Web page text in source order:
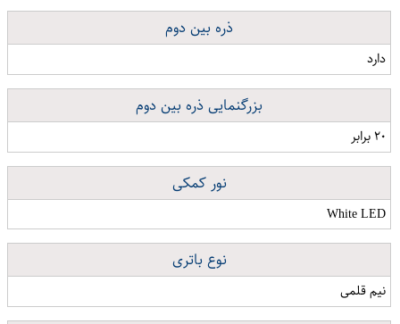
ذره بین دوم
دارد
بزرگنمایی ذره بین دوم
۲۰ برابر
نور کمکی
White LED
نوع باتری
نیم قلمی